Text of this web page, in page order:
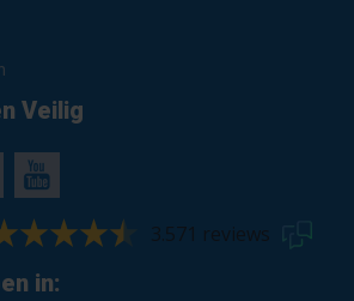
Veilig
3.571 reviews
in: